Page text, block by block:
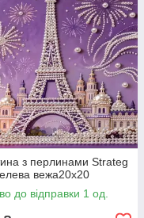
з перлинами Strateg
вежа20х20
до відправки 1 од.